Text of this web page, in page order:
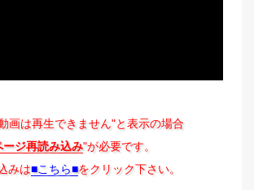
画は再生できません"と表示の場合
ージ再読み込み"が必要です。
みは■こちら■をクリック下さい。